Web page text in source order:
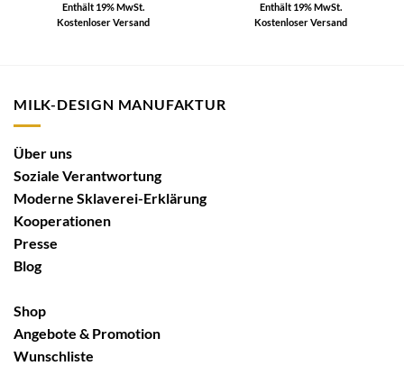
Enthält 19% MwSt.
Kostenloser Versand
Enthält 19% MwSt.
Kostenloser Versand
MILK-DESIGN MANUFAKTUR
Über uns
Soziale Verantwortung
Moderne Sklaverei-Erklärung
Kooperationen
Presse
Blog
Shop
Angebote & Promotion
Wunschliste